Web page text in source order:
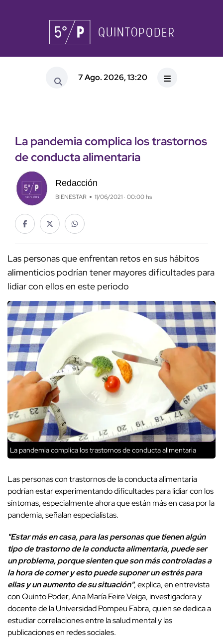
7 Ago. 2026, 13:20
La pandemia complica los trastornos
de conducta alimentaria
Redacción
BIENESTAR 11/06/2021 · 00:00 hs
Las personas que enfrentan retos en sus hábitos
alimenticios podrían tener mayores dificultades para
lidiar con ellos en este periodo
La pandemia complica los trastornos de conducta alimentaria
Las personas con trastornos de la conducta alimentaria
podrían estar experimentando dificultades para lidiar con los
síntomas, especialmente ahora que están más en casa por la
pandemia, señalan especialistas.
"Estar más en casa, para las personas que tienen algún
tipo de trastorno de la conducta alimentaria, puede ser
un problema, porque sienten que son más controladas a
la hora de comer y esto puede suponer un estrés para
ellas y un aumento de su situación", explica, en entrevista
con Quinto Poder, Ana María Feire Veiga, investigadora y
docente de la Universidad Pompeu Fabra, quien se dedica a
estudiar correlaciones entre la salud mental y las
publicaciones en redes sociales.